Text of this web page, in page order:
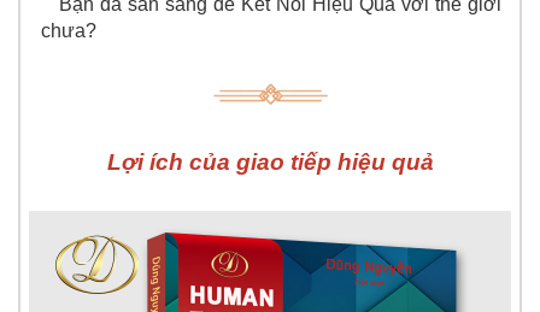
chưa?
Lợi ích của giao tiếp hiệu quả